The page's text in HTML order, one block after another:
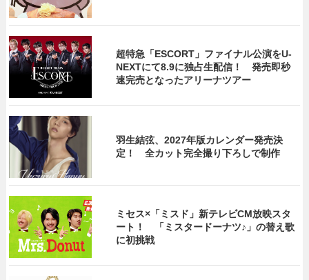
超特急「ESCORT」ファイナル公演をU-
NEXTにて8.9に独占生配信！ 発売即秒
速完売となったアリーナツアー
羽生結弦、2027年版カレンダー発売決
定！ 全カット完全撮り下ろしで制作
ミセス×「ミスド」新テレビCM放映スタ
ート！ 「ミスタードーナツ♪」の替え歌
に初挑戦